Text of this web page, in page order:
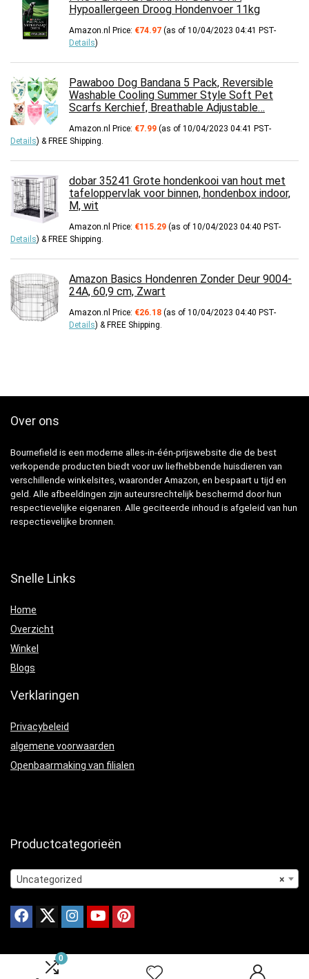
0
Hypoallergeen Droog Hondenvoer 11kg
Amazon.nl Price: €74.97 (as of 10/04/2023 04:41 PST-
Details)
Pawaboo Dog Bandana 5 Pack, Reversible
Washable Cooling Summer Style Soft Pet
Scarfs Kerchief, Breathable Adjustable…
Amazon.nl Price: €7.99 (as of 10/04/2023 04:41 PST-
Details) & FREE Shipping
dobar 35241 Grote hondenkooi van hout met
tafeloppervlak voor binnen, hondenbox indoor,
M, wit
Amazon.nl Price: €115.29 (as of 10/04/2023 04:40 PST-
Details) & FREE Shipping
Amazon Basics Hondenren Zonder Deur 9004-
24A, 60,9 cm, Zwart
Amazon.nl Price: €26.18 (as of 10/04/2023 04:40 PST-
Details) & FREE Shipping
Over ons
Bournefield is een moderne alles-in-één-prijswebsite die de best
verkopende producten biedt voor uw liefhebbende huisdieren van
verschillende winkelsites, waaronder Amazon, en bespaart u tijd en
geld. Alle afbeeldingen zijn auteursrechtelijk beschermd door hun
respectievelijke eigenaren. Alle geciteerde inhoud is afgeleid van hun
respectievelijke bronnen.
Snelle Links
Home
Overzicht
Winkel
Blogs
Verklaringen
Privacybeleid
algemene voorwaarden
Openbaarmaking van filialen
Productcategorieën
×
Uncategorized
© 2024 Onderhouden door webbots.nl